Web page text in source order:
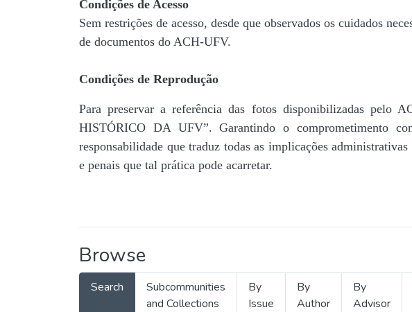
Condições de Acesso
Sem restrições de acesso, desde que observados os cuidados
de documentos do ACH-UFV.
Condições de Reprodução
Para preservar a referência das fotos disponibilizadas pelo
HISTÓRICO DA UFV”. Garantindo o comprometimento
responsabilidade que traduz todas as implicações
e penais que tal prática pode acarretar.
Browse
Search
Subcommunities
and Collections
By
Issue
By
Author
By
Advisor